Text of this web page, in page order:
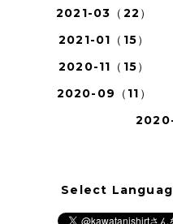
2021-03（22）
2021-01（15）
2020-11（15）
2020-09（11）
Select